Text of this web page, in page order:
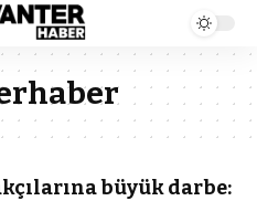
büyük darbe: